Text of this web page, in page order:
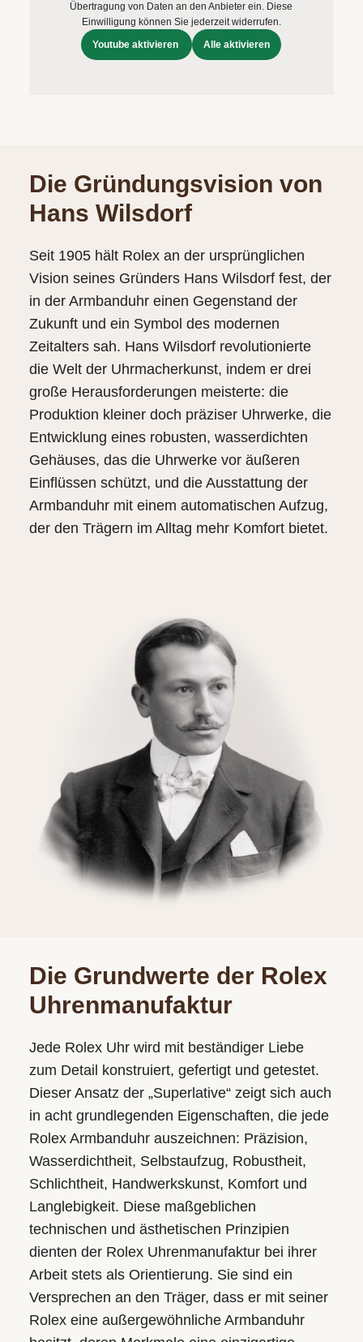
Übertragung von Daten an den Anbieter ein. Diese
Einwilligung können Sie jederzeit widerrufen.
Youtube aktivieren
Alle aktivieren
Die Gründungsvision von
Hans Wilsdorf
Seit 1905 hält Rolex an der ursprünglichen
Vision seines Gründers Hans Wilsdorf fest, der
in der Armbanduhr einen Gegenstand der
Zukunft und ein Symbol des modernen
Zeitalters sah. Hans Wilsdorf revolutionierte
die Welt der Uhrmacherkunst, indem er drei
große Herausforderungen meisterte: die
Produktion kleiner doch präziser Uhrwerke, die
Entwicklung eines robusten, wasserdichten
Gehäuses, das die Uhrwerke vor äußeren
Einflüssen schützt, und die Ausstattung der
Armbanduhr mit einem automatischen Aufzug,
der den Trägern im Alltag mehr Komfort bietet.
Die Grundwerte der Rolex
Uhrenmanufaktur
Jede Rolex Uhr wird mit beständiger Liebe
zum Detail konstruiert, gefertigt und getestet.
Dieser Ansatz der „Superlative“ zeigt sich auch
in acht grundlegenden Eigenschaften, die jede
Rolex Armbanduhr auszeichnen: Präzision,
Wasserdichtheit, Selbstaufzug, Robustheit,
Schlichtheit, Handwerkskunst, Komfort und
Langlebigkeit. Diese maßgeblichen
technischen und ästhetischen Prinzipien
dienten der Rolex Uhrenmanufaktur bei ihrer
Arbeit stets als Orientierung. Sie sind ein
Versprechen an den Träger, dass er mit seiner
Rolex eine außergewöhnliche Armbanduhr